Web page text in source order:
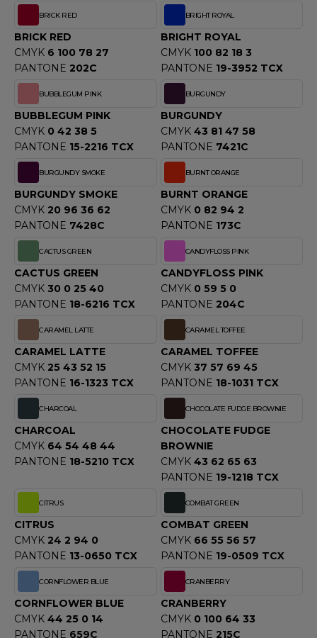
GEN
MORNING STUDIOS
DUICK
TEXTILE
LEWIS
ATHLETIC®
ATHLETIC® COLLECTION
ETIQUETTE
BRICK RED
BRICK RED
CMYK 6 100 78 27
PANTONE 202C
BRIGHT ROYAL
BRIGHT ROYAL
CMYK 100 82 18 3
PANTONE 19-3952 TCX
BUBBLEGUM PINK
BUBBLEGUM PINK
CMYK 0 42 38 5
PANTONE 15-2216 TCX
BURGUNDY
BURGUNDY
CMYK 43 81 47 58
PANTONE 7421C
BURGUNDY SMOKE
BURGUNDY SMOKE
CMYK 20 96 36 62
PANTONE 7428C
BURNT ORANGE
BURNT ORANGE
CMYK 0 82 94 2
PANTONE 173C
CACTUS GREEN
CACTUS GREEN
CMYK 30 0 25 40
PANTONE 18-6216 TCX
CANDYFLOSS PINK
CANDYFLOSS PINK
CMYK 0 59 5 0
PANTONE 204C
CARAMEL LATTE
CARAMEL LATTE
CMYK 25 43 52 15
PANTONE 16-1323 TCX
CARAMEL TOFFEE
CARAMEL TOFFEE
CMYK 37 57 69 45
PANTONE 18-1031 TCX
CHARCOAL
CHARCOAL
CMYK 64 54 48 44
PANTONE 18-5210 TCX
CHOCOLATE FUDGE BROWNIE
CHOCOLATE FUDGE
BROWNIE
CMYK 43 62 65 63
PANTONE 19-1218 TCX
CITRUS
CITRUS
CMYK 24 2 94 0
PANTONE 13-0650 TCX
COMBAT GREEN
COMBAT GREEN
CMYK 66 55 56 57
PANTONE 19-0509 TCX
CORNFLOWER BLUE
CORNFLOWER BLUE
CMYK 44 25 0 14
PANTONE 659C
CRANBERRY
CRANBERRY
CMYK 0 100 64 33
PANTONE 215C